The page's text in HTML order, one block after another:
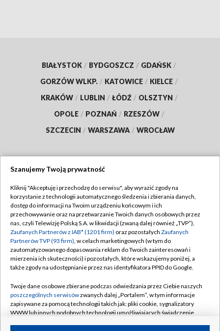
BIAŁYSTOK / BYDGOSZCZ / GDAŃSK /
GORZÓW WLKP. / KATOWICE / KIELCE /
KRAKÓW / LUBLIN / ŁÓDŹ / OLSZTYN /
OPOLE / POZNAŃ / RZESZÓW /
SZCZECIN / WARSZAWA / WROCŁAW
TVP
Abonament TVP
Emisja w TVP
Centrum informacji TVP
Naziemna Telewizja Cyfrowa
Rada Programowa
System NOS
Informacje o nadawcy
Regulamin TVP
Polityka prywatności
Moje zgody
Pomoc
Kontakt
Kanały
Szanujemy Twoją prywatność
Kliknij "Akceptuję i przechodzę do serwisu", aby wyrazić zgody na
korzystanie z technologii automatycznego śledzenia i zbierania danych,
dostęp do informacji na Twoim urządzeniu końcowym i ich
przechowywanie oraz na przetwarzanie Twoich danych osobowych przez
nas, czyli Telewizję Polską S.A. w likwidacji (zwaną dalej również „TVP”),
Zaufanych Partnerów z IAB* (1201 firm) oraz pozostałych Zaufanych
Partnerów TVP (93 firm), w celach marketingowych (w tym do
zautomatyzowanego dopasowania reklam do Twoich zainteresowań i
mierzenia ich skuteczności) i pozostałych, które wskazujemy poniżej, a
także zgody na udostępnianie przez nas identyfikatora PPID do Google.
Twoje dane osobowe zbierane podczas odwiedzania przez Ciebie naszych
poszczególnych serwisówzwanych dalej „Portalem”, w tym informacje
zapisywane za pomocą technologii takich jak: pliki cookie, sygnalizatory
WWW lub innych podobnych technologii umożliwiających świadczenie